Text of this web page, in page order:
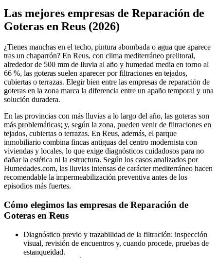
+
−
Las mejores empresas de Reparación de
Goteras en Reus (2026)
¿Tienes manchas en el techo, pintura abombada o agua que aparece
tras un chaparrón? En Reus, con clima mediterráneo prelitoral,
alrededor de 500 mm de lluvia al año y humedad media en torno al
66 %, las goteras suelen aparecer por filtraciones en tejados,
cubiertas o terrazas. Elegir bien entre las empresas de reparación de
goteras en la zona marca la diferencia entre un apaño temporal y una
solución duradera.
En las provincias con más lluvias a lo largo del año, las goteras son
más problemáticas; y, según la zona, pueden venir de filtraciones en
tejados, cubiertas o terrazas. En Reus, además, el parque
inmobiliario combina fincas antiguas del centro modernista con
viviendas y locales, lo que exige diagnósticos cuidadosos para no
dañar la estética ni la estructura. Según los casos analizados por
Humedades.com, las lluvias intensas de carácter mediterráneo hacen
recomendable la impermeabilización preventiva antes de los
episodios más fuertes.
Cómo elegimos las empresas de Reparación de
Goteras en Reus
Diagnóstico previo y trazabilidad de la filtración: inspección
visual, revisión de encuentros y, cuando procede, pruebas de
estanqueidad.